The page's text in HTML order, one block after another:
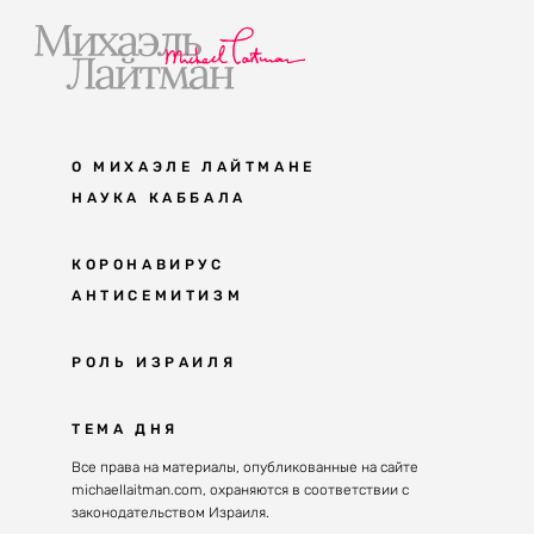
О МИХАЭЛЕ ЛАЙТМАНЕ
НАУКА КАББАЛА
Мудрость каббалы
Каббала сегодня
Великие каббалисты
Духовные состояния
Конгрессы каббалы
КОРОНАВИРУС
АНТИСЕМИТИЗМ
Антисемитизм в современном мире
Решение
РОЛЬ ИЗРАИЛЯ
Почему евреи
Израиль сегодня
ТЕМА ДНЯ
Все права на материалы, опубликованные на сайте
michaellaitman.com, охраняются в соответствии с
законодательством Израиля.